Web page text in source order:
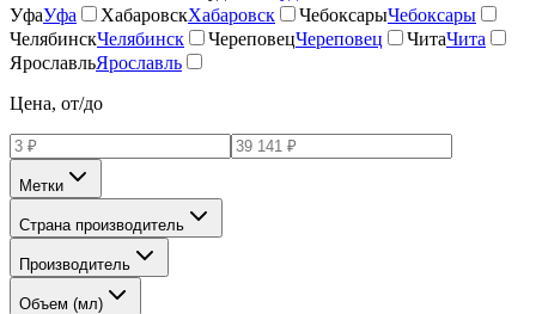
УфаУфа ХабаровскХабаровск ЧебоксарыЧебоксары
ЧелябинскЧелябинск ЧереповецЧереповец ЧитаЧита
ЯрославльЯрославль
Цена, от/до
Метки
Страна производитель
Производитель
Объем (мл)